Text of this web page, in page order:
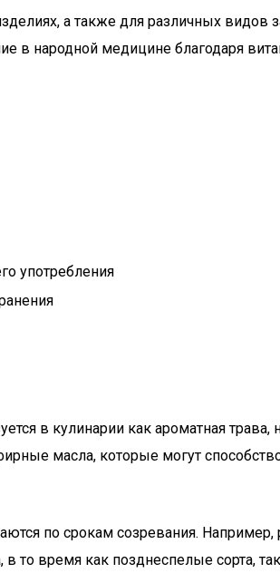
а также для различных видов
народной медицине благодаря
употребления
в кулинарии как ароматная
масла, которые могут
по срокам созревания. Например,
время как позднеспелые сорта,